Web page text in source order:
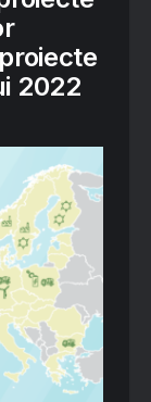
2022